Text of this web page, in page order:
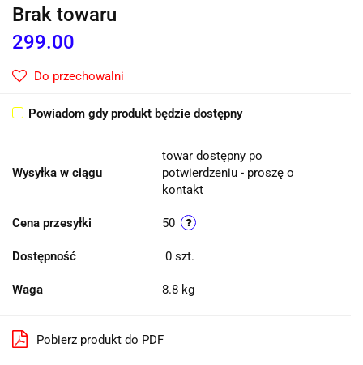
Brak towaru
299.00
Do przechowalni
Powiadom gdy produkt będzie dostępny
Wysyłka w ciągu
towar dostępny po
potwierdzeniu - proszę o
kontakt
Cena przesyłki 50
Dostępność 0 szt.
Waga 8.8 kg
Pobierz produkt do PDF